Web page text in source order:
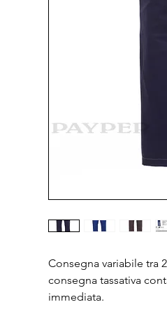
Consegna variabile tra
consegna tassativa
immediata.